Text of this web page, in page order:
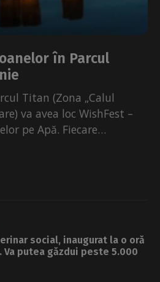
în Parcul
Titan (Zona „Calul
va avea loc WishFest –
pe Apă. Fiecare
social, inaugurat la o oră
Va putea găzdui peste 5.000